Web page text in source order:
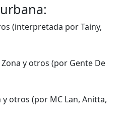
(interpretada por Tainy,
y otros (por Gente De
otros (por MC Lan, Anitta,